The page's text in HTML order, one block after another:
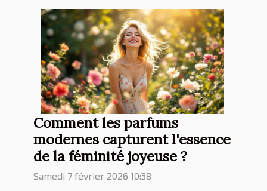
Comment les parfums
modernes capturent l'essence
de la féminité joyeuse ?
Samedi 7 février 2026 10:38